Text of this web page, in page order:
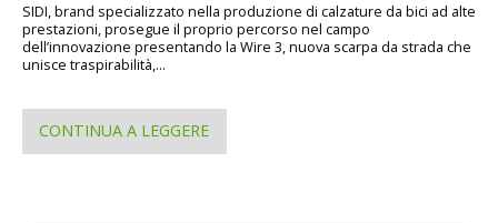
SIDI, brand specializzato nella produzione di calzature da bici ad alte
prestazioni, prosegue il proprio percorso nel campo
dell’innovazione presentando la Wire 3, nuova scarpa da strada che
unisce traspirabilità,...
CONTINUA A LEGGERE